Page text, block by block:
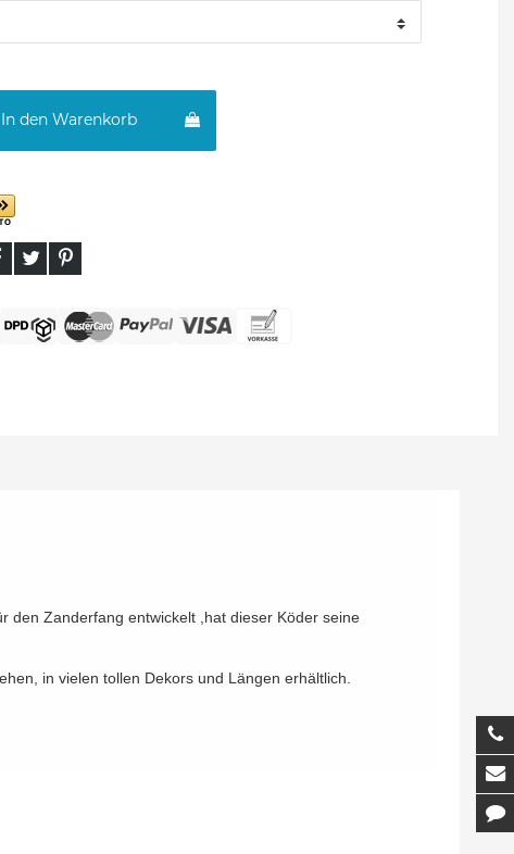
In den Warenkorb
den Zanderfang entwickelt ,hat dieser Köder seine
in vielen tollen Dekors und Längen erhältlich.